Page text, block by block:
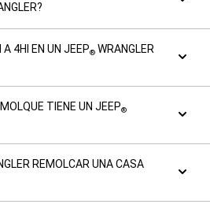
4HI EN UN JEEP® WRANGLER
TIENE UN JEEP®
REMOLCAR UNA CASA